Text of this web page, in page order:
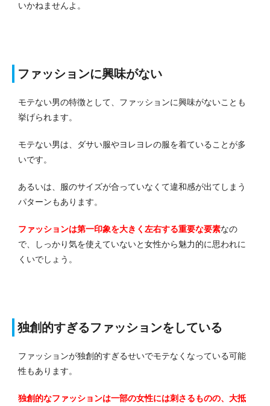
いかねませんよ。
ファッションに興味がない
モテない男の特徴として、ファッションに興味がないことも
挙げられます。
モテない男は、ダサい服やヨレヨレの服を着ていることが多
いです。
あるいは、服のサイズが合っていなくて違和感が出てしまう
パターンもあります。
ファッションは第一印象を大きく左右する重要な要素なの
で、しっかり気を使えていないと女性から魅力的に思われに
くいでしょう。
独創的すぎるファッションをしている
ファッションが独創的すぎるせいでモテなくなっている可能
性もあります。
独創的なファッションは一部の女性には刺さるものの、大抵